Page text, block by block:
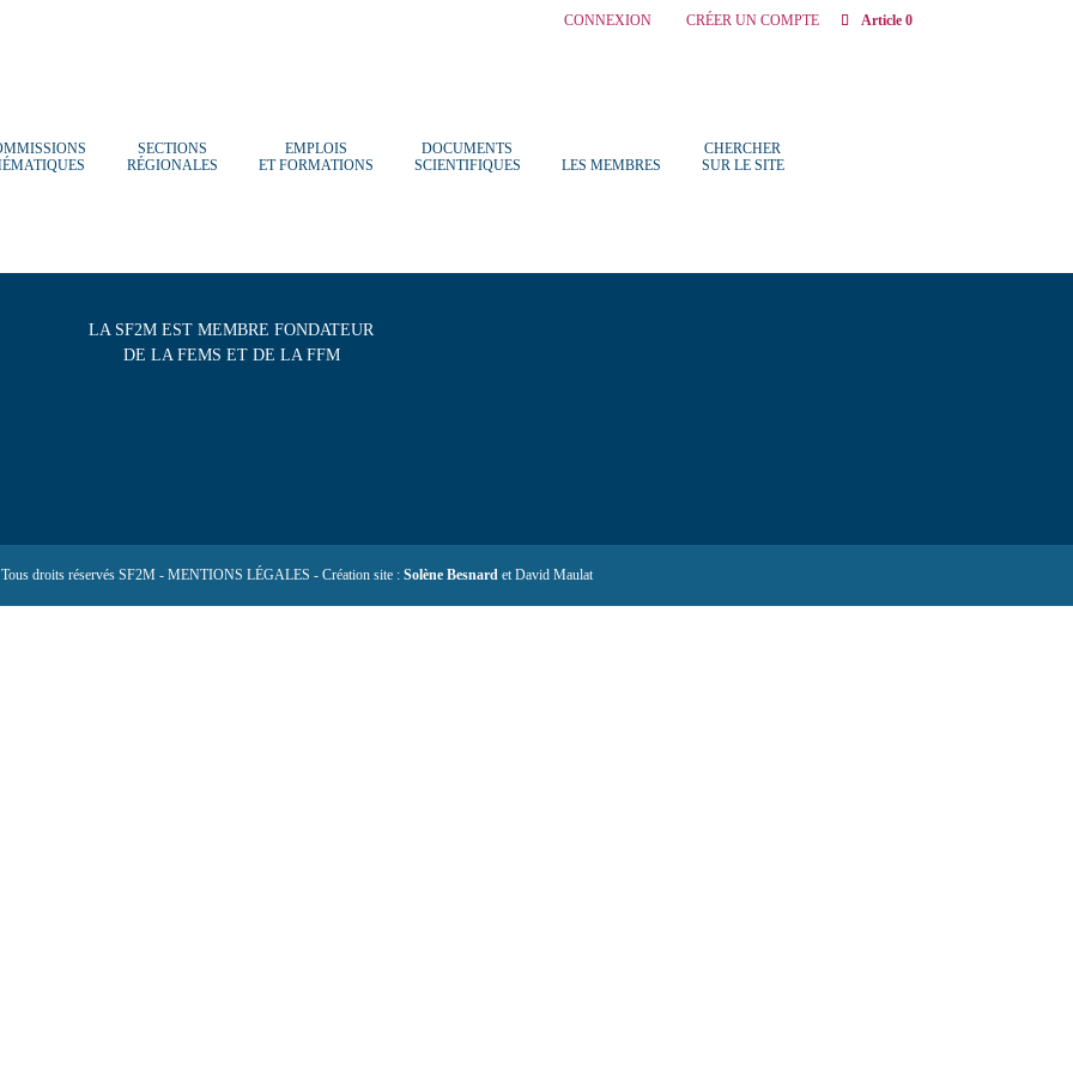
CONNEXION CRÉER UN COMPTE Article 0
SECTIONS
RÉGIONALES
EMPLOIS
ET FORMATIONS
DOCUMENTS
SCIENTIFIQUES
LES MEMBRES
CHERCHER
SUR LE SITE
LA SF2M EST MEMBRE FONDATEUR
DE LA FEMS ET DE LA FFM
droits réservés SF2M - MENTIONS LÉGALES - Création site : Solène Besnard et David Maulat